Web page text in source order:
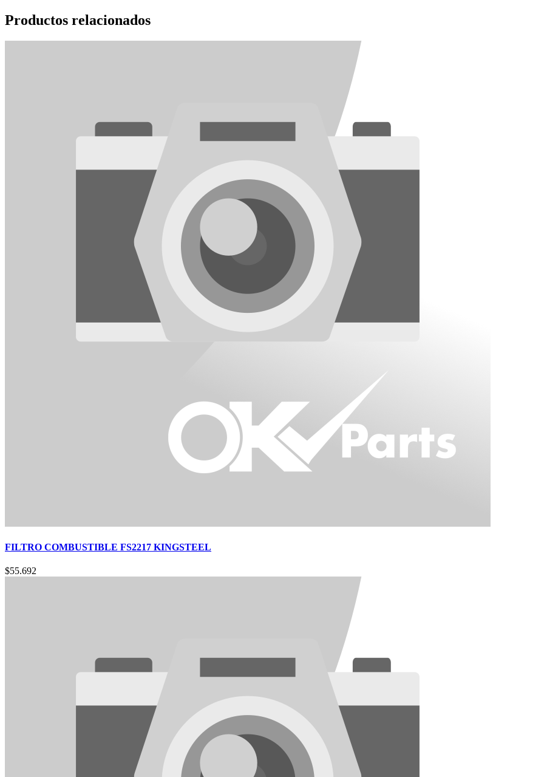
Productos relacionados
FILTRO COMBUSTIBLE FS2217 KINGSTEEL
$55.692